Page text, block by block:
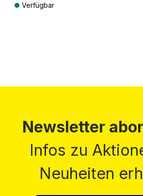
Verfügbar
Newsletter
Infos zu
Neuheiten